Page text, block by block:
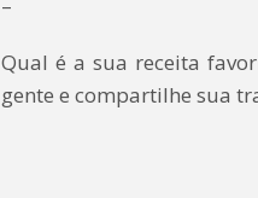
Qual é a sua receita
gente e compartilhe sua